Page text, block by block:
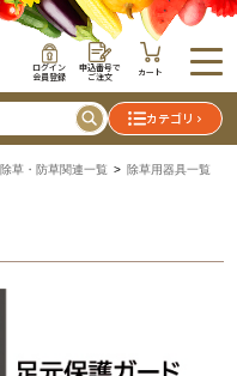
ログイン
会員登録
申込番号で
ご注文 カート
カテゴリ
除草・防草関連一覧 > 除草用器具一覧